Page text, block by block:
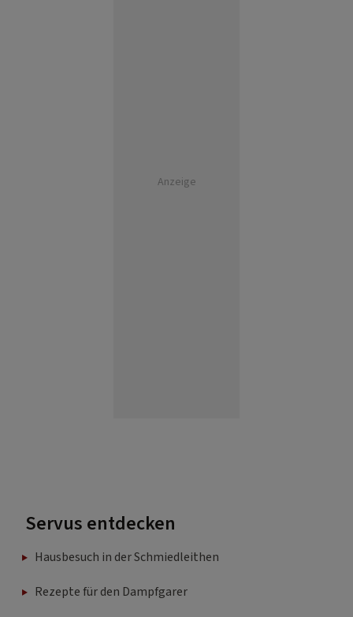
Anzeige
Servus entdecken
Hausbesuch in der Schmiedleithen
Rezepte für den Dampfgarer